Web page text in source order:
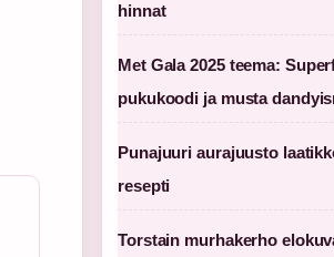
hinnat
Met Gala 2025 teema:
pukukoodi ja musta
Punajuuri aurajuusto
resepti
Torstain murhakerho